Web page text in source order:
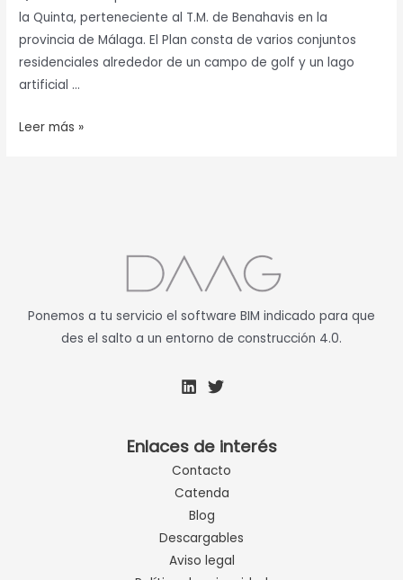
la Quinta, perteneciente al T.M. de Benahavis en la
provincia de Málaga. El Plan consta de varios conjuntos
residenciales alrededor de un campo de golf y un lago
artificial …
Leer más »
Ponemos a tu servicio el software BIM indicado para que
des el salto a un entorno de construcción 4.0.
Enlaces de interés
Contacto
Catenda
Blog
Descargables
Aviso legal